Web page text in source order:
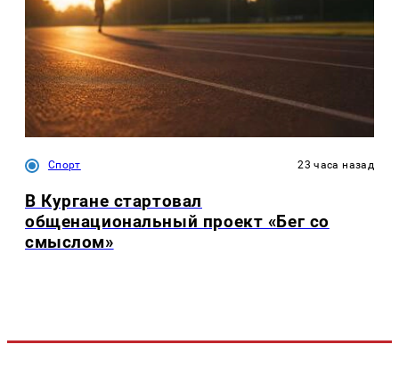
Спорт 23 часа назад
В Кургане стартовал
общенациональный проект «Бег со
смыслом»